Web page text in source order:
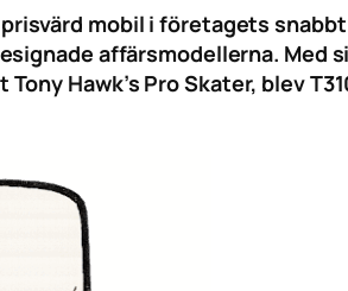
mobil i företagets
affärsmodellerna. Med
Hawk’s Pro Skater, blev